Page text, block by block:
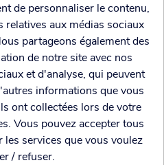
de personnaliser le contenu,
aux médias sociaux
partageons également des
de notre site avec nos
et d'analyse, qui peuvent
informations que vous
ont collectées lors de votre
Vous pouvez accepter tous
les services que vous voulez
/ refuser.